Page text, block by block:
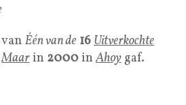
van Één van de 16Uitverkochte
Maar in 2000 inAhoy gaf.